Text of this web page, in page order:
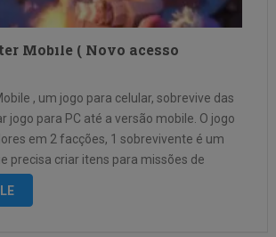
Mobile ( Novo acesso
, um jogo para celular, sobrevive das
jogo para PC até a versão mobile. O jogo
em 2 facções, 1 sobrevivente é um
precisa criar itens para missões de
Cidade da Neve para convocar pessoas